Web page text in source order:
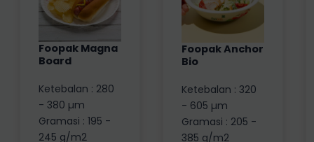
Foopak Magna
Board
Ketebalan : 280
- 380 µm
Gramasi : 195 -
245 g/m2
Foopak Anchor
Bio
Ketebalan : 320
- 605 µm
Gramasi : 205 -
385 g/m2